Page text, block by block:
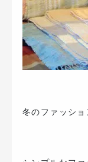
冬のファッショ